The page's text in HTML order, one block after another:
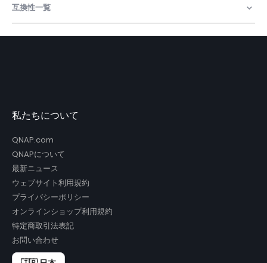
互換性一覧
私たちについて
QNAP.com
QNAPについて
最新ニュース
ウェブサイト利用規約
プライバシーポリシー
オンラインショップ利用規約
特定商取引法表記
お問い合わせ